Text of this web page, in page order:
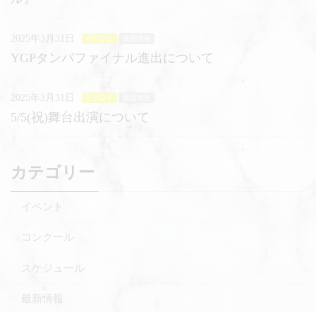
2025年3月31日 イベント
YGPタンパファイナル進出について
2025年3月31日 イベント
5/5(祝)舞台出演について
カテゴリー
イベント
コンクール
スケジュール
最新情報